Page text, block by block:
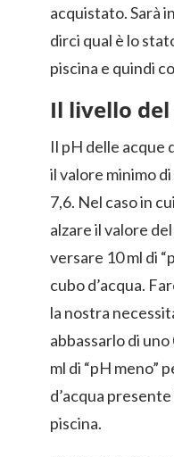
acquistato. Sarà
dirci qual è lo
piscina e quindi
Il livello del
Il pH delle acque
il valore minimo
7,6. Nel caso in
alzare il valore
versare 10 ml di
cubo d’acqua.
la nostra
abbassarlo di
ml di “pH meno”
d’acqua
piscina.